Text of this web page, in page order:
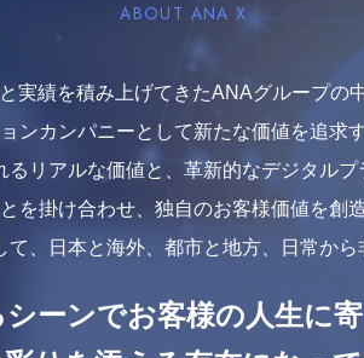
ABOUT ANA X
実績を積み上げてきたANAグループの中
ンカンパニーとして新たな価値を追求
るリアルな価値と、革新的なデジタルプ
を掛け合わせ、独自のお客様価値を創造
て、日本と海外、都市と地方、日常から
ーンでお客様の人生に寄